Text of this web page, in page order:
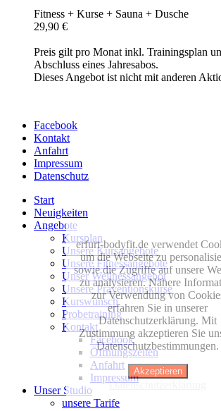
Fitness + Kurse + Sauna + Dusche
29,90 €
Preis gilt pro Monat inkl. Trainingsplan
Abschluss eines Jahresabos.
Dieses Angebot ist nicht mit anderen
Facebook
Kontakt
Anfahrt
Impressum
Datenschutz
Start
Neuigkeiten
Angebote
Kursplan
Unsere Kursangebote
Unsere Fitnessangebote
Unser Wellnessangebot
Unsere Präventionskurse
Kurswunsch
Probetraining
Kontakt
Facebook
Öffnungszeiten
Anfahrt
Impressum
Unser Studio
unsere Tarife
erfurt-bodyfit.de verwendet
um die Webseite zu
sowie die Zugriffe auf unsere
zu analysieren. Nähere
zur Verwendung von
erfahren Sie in unserer
Datenschutzerklärung. Mit
Zustimmung akzeptieren Sie
Datenschutzbestimmungen.
Akzeptieren
Datenschutzerklärung